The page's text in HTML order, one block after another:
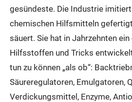
gesündeste. Die Industrie
chemischen Hilfsmitteln
säuert. Sie hat in Jahrzehnten
Hilfsstoffen und Tricks
tun zu können „als ob“:
Säureregulatoren, Emulgatoren,
Verdickungsmittel, Enzyme,